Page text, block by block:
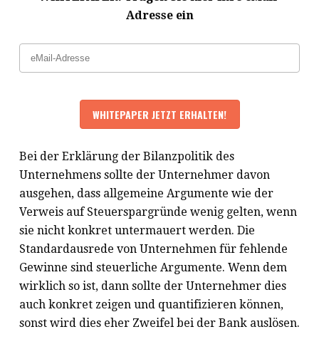
Adresse ein
Bei der Erklärung der Bilanzpolitik des
Unternehmens sollte der Unternehmer davon
ausgehen, dass allgemeine Argumente wie der
Verweis auf Steuerspargründe wenig gelten, wenn
sie nicht konkret untermauert werden. Die
Standardausrede von Unternehmen für fehlende
Gewinne sind steuerliche Argumente. Wenn dem
wirklich so ist, dann sollte der Unternehmer dies
auch konkret zeigen und quantifizieren können,
sonst wird dies eher Zweifel bei der Bank auslösen.